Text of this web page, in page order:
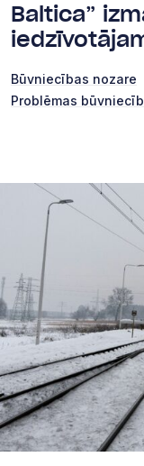
Baltica”
Būvniecības nozare
Problēmas